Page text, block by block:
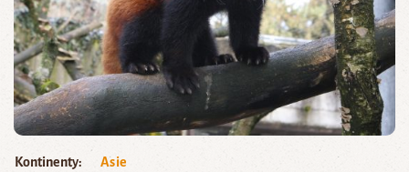
Kontinenty
Asie